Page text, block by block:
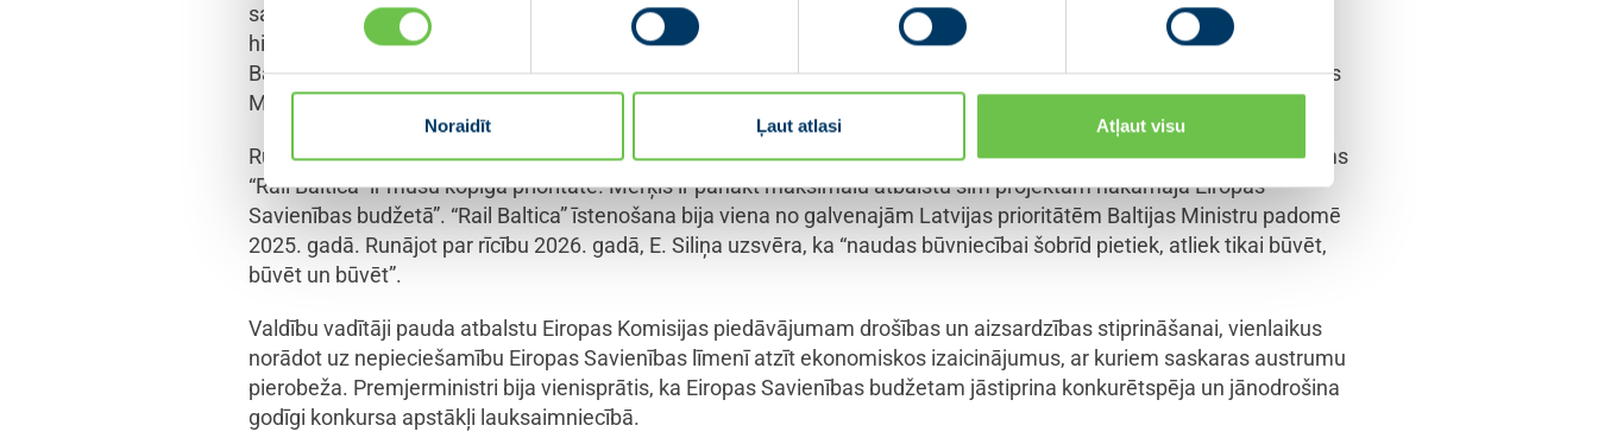
Noraidīt Ļaut atlasi Atļaut visu
sacīja E. Siliņa. Baltijas valstu valdību vadītāji arī apliecināja ciešu sadarbību ārējās robežas drošības un
hibrīdapdraudējumu novēršanā. “Mēs turpināsim pretoties nelegālās migrācijas spiedienam uz robežas ar
Baltkrieviju. Šādi uzbrukumi, tostarp balonu incidenti Lietuvā un Latvijā, ir bīstami un nepieņemami,” norādīja Latvijas
Ministru prezidente.
Runājot par “Rail Baltica” finansējuma nodrošināšanu un projekta turpmāko ieviešanu, E. Siliņa uzsvēra: “Finansējums
“Rail Baltica” ir mūsu kopīgā prioritāte. Mērķis ir panākt maksimālu atbalstu šim projektam nākamajā Eiropas
Savienības budžetā”. “Rail Baltica” īstenošana bija viena no galvenajām Latvijas prioritātēm Baltijas Ministru padomē
2025. gadā. Runājot par rīcību 2026. gadā, E. Siliņa uzsvēra, ka “naudas būvniecībai šobrīd pietiek, atliek tikai būvēt,
būvēt un būvēt”.
Valdību vadītāji pauda atbalstu Eiropas Komisijas piedāvājumam drošības un aizsardzības stiprināšanai, vienlaikus
norādot uz nepieciešamību Eiropas Savienības līmenī atzīt ekonomiskos izaicinājumus, ar kuriem saskaras austrumu
pierobeža. Premjerministri bija vienisprātis, ka Eiropas Savienības budžetam jāstiprina konkurētspēja un jānodrošina
godīgi konkursa apstākļi lauksaimniecībā.